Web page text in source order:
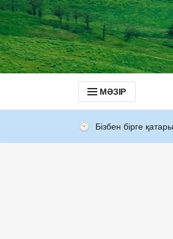
МӘЗІР
Бізбен бірге